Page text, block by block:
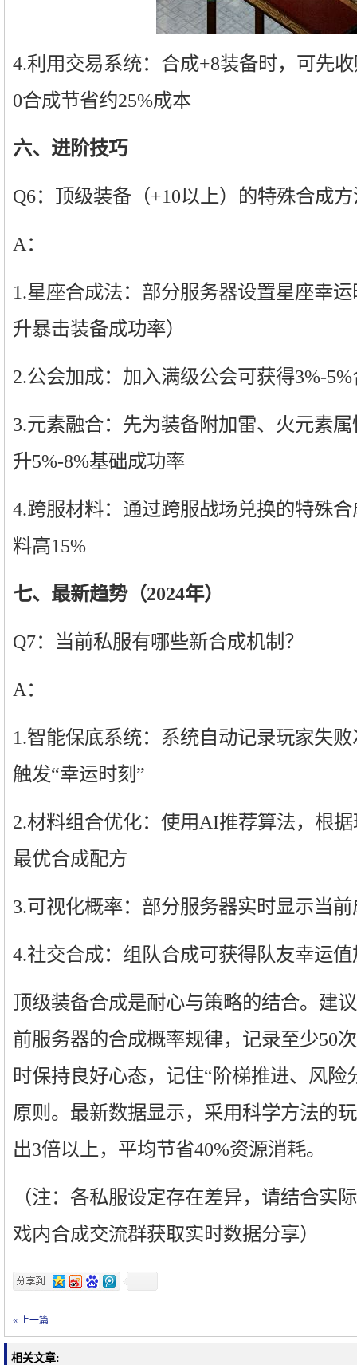
4.利用交易系统：合成+8装备时，可先
0合成节省约25%成本
六、进阶技巧
Q6：顶级装备（+10以上）的特殊合成
A：
1.星座合成法：部分服务器设置星座幸
升暴击装备成功率）
2.公会加成：加入满级公会可获得3%-
3.元素融合：先为装备附加雷、火元素
升5%-8%基础成功率
4.跨服材料：通过跨服战场兑换的特殊
料高15%
七、最新趋势（2024年）
Q7：当前私服有哪些新合成机制？
A：
1.智能保底系统：系统自动记录玩家失
触发“幸运时刻”
2.材料组合优化：使用AI推荐算法，根
最优合成配方
3.可视化概率：部分服务器实时显示当
4.社交合成：组队合成可获得队友幸运
顶级装备合成是耐心与策略的结合。建
前服务器的合成概率规律，记录至少50
时保持良好心态，记住“阶梯推进、风险
原则。最新数据显示，采用科学方法的
出3倍以上，平均节省40%资源消耗。
（注：各私服设定存在差异，请结合实
戏内合成交流群获取实时数据分享）
« 上一篇
相关文章: